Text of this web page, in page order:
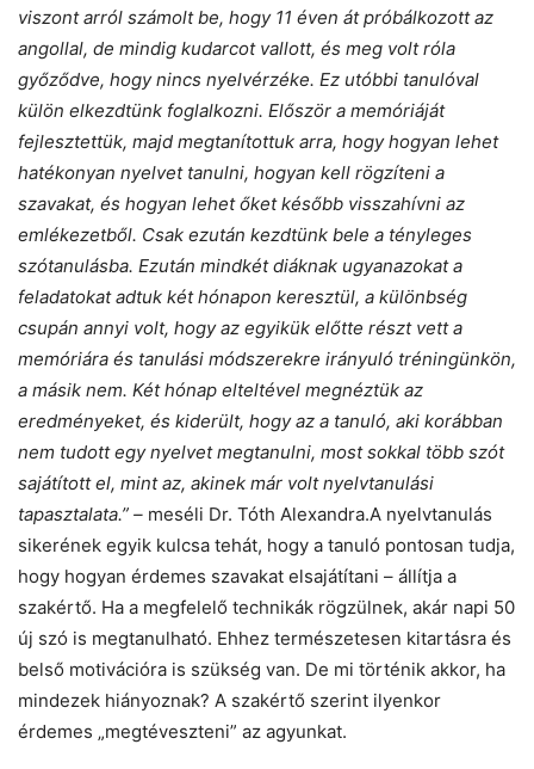
viszont arról számolt be, hogy 11 éven át próbálkozott az
angollal, de mindig kudarcot vallott, és meg volt róla
győződve, hogy nincs nyelvérzéke. Ez utóbbi tanulóval
külön elkezdtünk foglalkozni. Először a memóriáját
fejlesztettük, majd megtanítottuk arra, hogy hogyan lehet
hatékonyan nyelvet tanulni, hogyan kell rögzíteni a
szavakat, és hogyan lehet őket később visszahívni az
emlékezetből. Csak ezután kezdtünk bele a tényleges
szótanulásba. Ezután mindkét diáknak ugyanazokat a
feladatokat adtuk két hónapon keresztül, a különbség
csupán annyi volt, hogy az egyikük előtte részt vett a
memóriára és tanulási módszerekre irányuló tréningünkön,
a másik nem. Két hónap elteltével megnéztük az
eredményeket, és kiderült, hogy az a tanuló, aki korábban
nem tudott egy nyelvet megtanulni, most sokkal több szót
sajátított el, mint az, akinek már volt nyelvtanulási
tapasztalata.” – meséli Dr. Tóth Alexandra.A nyelvtanulás
sikerének egyik kulcsa tehát, hogy a tanuló pontosan tudja,
hogy hogyan érdemes szavakat elsajátítani – állítja a
szakértő. Ha a megfelelő technikák rögzülnek, akár napi 50
új szó is megtanulható. Ehhez természetesen kitartásra és
belső motivációra is szükség van. De mi történik akkor, ha
mindezek hiányoznak? A szakértő szerint ilyenkor
érdemes „megtéveszteni” az agyunkat.